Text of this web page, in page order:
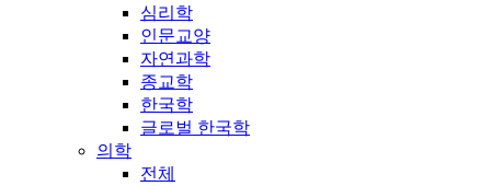
심리학
인문교양
자연과학
종교학
한국학
글로벌 한국학
의학
전체